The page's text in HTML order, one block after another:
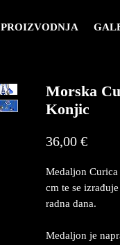
PROIZVODNJA
Morska
Konjic
36,00 €Price
Medaljon
cm te se
radna dana.
Medaljon je